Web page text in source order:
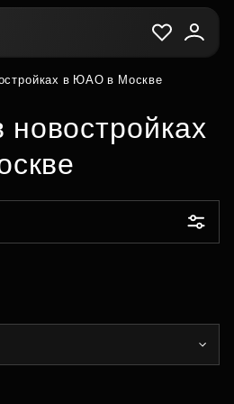
в ЮАО в Москве
новостройках